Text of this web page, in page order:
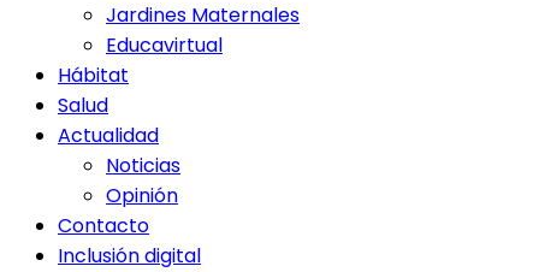
Jardines Maternales
Educavirtual
Hábitat
Salud
Actualidad
Noticias
Opinión
Contacto
Inclusión digital